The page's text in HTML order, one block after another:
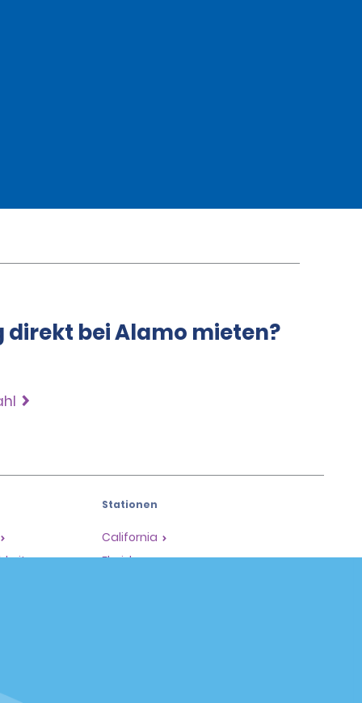
direkt bei Alamo mieten?
Stationen
California
Florida